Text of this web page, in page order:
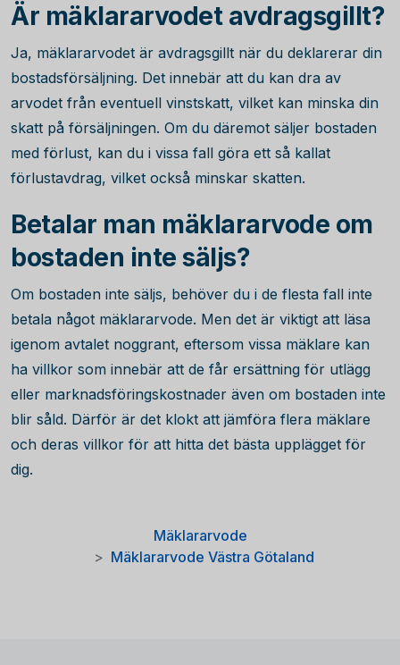
Är mäklararvodet avdragsgillt?
Ja, mäklararvodet är avdragsgillt när du deklarerar din
bostadsförsäljning. Det innebär att du kan dra av
arvodet från eventuell vinstskatt, vilket kan minska din
skatt på försäljningen. Om du däremot säljer bostaden
med förlust, kan du i vissa fall göra ett så kallat
förlustavdrag, vilket också minskar skatten.
Betalar man mäklararvode om
bostaden inte säljs?
Om bostaden inte säljs, behöver du i de flesta fall inte
betala något mäklararvode. Men det är viktigt att läsa
igenom avtalet noggrant, eftersom vissa mäklare kan
ha villkor som innebär att de får ersättning för utlägg
eller marknadsföringskostnader även om bostaden inte
blir såld. Därför är det klokt att jämföra flera mäklare
och deras villkor för att hitta det bästa upplägget för
dig.
Mäklararvode
Mäklararvode Västra Götaland